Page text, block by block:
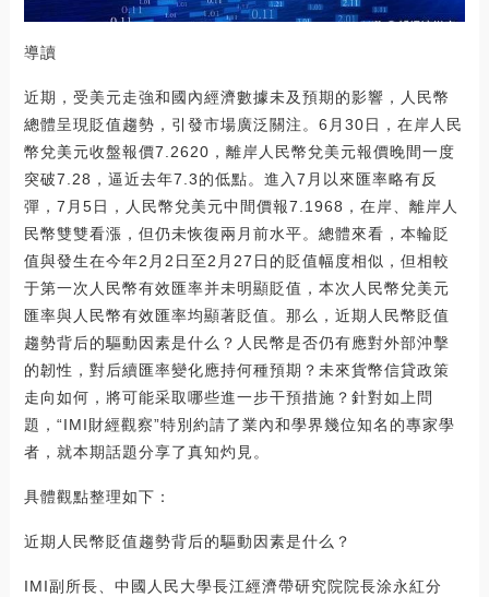
導讀
近期，受美元走強和國內經濟數據未及預期的影響，人民幣
總體呈現貶值趨勢，引發市場廣泛關注。6月30日，在岸人民
幣兌美元收盤報價7.2620，離岸人民幣兌美元報價晚間一度
突破7.28，逼近去年7.3的低點。進入7月以來匯率略有反
彈，7月5日，人民幣兌美元中間價報7.1968，在岸、離岸人
民幣雙雙看漲，但仍未恢復兩月前水平。總體來看，本輪貶
值與發生在今年2月2日至2月27日的貶值幅度相似，但相較
于第一次人民幣有效匯率并未明顯貶值，本次人民幣兌美元
匯率與人民幣有效匯率均顯著貶值。那么，近期人民幣貶值
趨勢背后的驅動因素是什么？人民幣是否仍有應對外部沖擊
的韌性，對后續匯率變化應持何種預期？未來貨幣信貸政策
走向如何，將可能采取哪些進一步干預措施？針對如上問
題，“IMI財經觀察”特別約請了業內和學界幾位知名的專家學
者，就本期話題分享了真知灼見。
具體觀點整理如下：
近期人民幣貶值趨勢背后的驅動因素是什么？
IMI副所長、中國人民大學長江經濟帶研究院院長涂永紅分